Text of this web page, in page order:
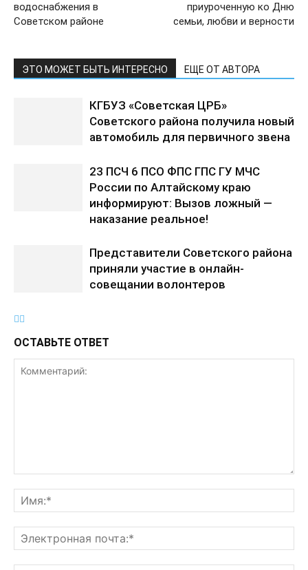
водоснабжения в
Советском районе
приуроченную ко Дню
семьи, любви и верности
ЭТО МОЖЕТ БЫТЬ ИНТЕРЕСНО ЕЩЕ ОТ АВТОРА
КГБУЗ «Советская ЦРБ»
Советского района получила новый
автомобиль для первичного звена
23 ПСЧ 6 ПСО ФПС ГПС ГУ МЧС
России по Алтайскому краю
информируют: Вызов ложный —
наказание реальное!
Представители Советского района
приняли участие в онлайн-
совещании волонтеров
ОСТАВЬТЕ ОТВЕТ